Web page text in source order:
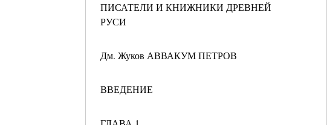
ПИСАТЕЛИ И КНИЖНИКИ ДРЕВНЕЙ
РУСИ
Дм. Жуков АВВАКУМ ПЕТРОВ
ВВЕДЕНИЕ